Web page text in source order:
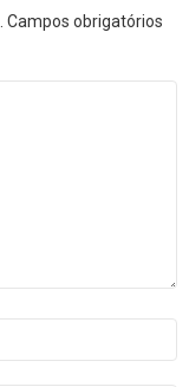
Campos obrigatórios